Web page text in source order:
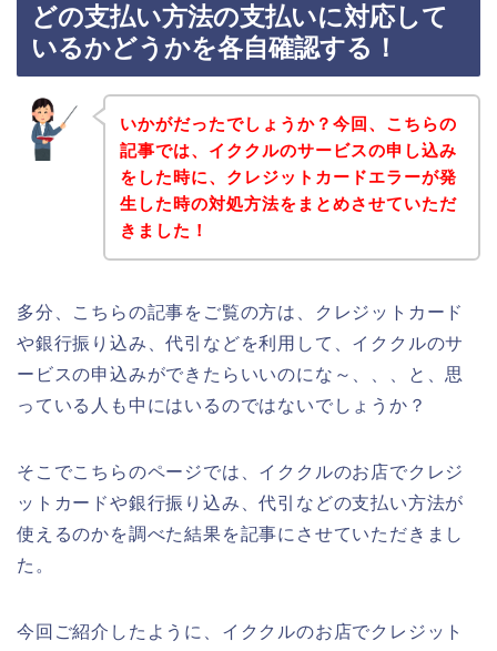
どの支払い方法の支払いに対応して
いるかどうかを各自確認する！
いかがだったでしょうか？今回、こちらの
記事では、イククルのサービスの申し込み
をした時に、クレジットカードエラーが発
生した時の対処方法をまとめさせていただ
きました！
多分、こちらの記事をご覧の方は、クレジットカード
や銀行振り込み、代引などを利用して、イククルのサ
ービスの申込みができたらいいのにな～、、、と、思
っている人も中にはいるのではないでしょうか？
そこでこちらのページでは、イククルのお店でクレジ
ットカードや銀行振り込み、代引などの支払い方法が
使えるのかを調べた結果を記事にさせていただきまし
た。
今回ご紹介したように、イククルのお店でクレジット